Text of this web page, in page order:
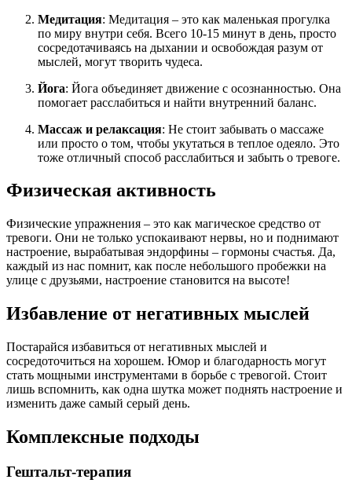
Медитация: Медитация – это как маленькая прогулка
по миру внутри себя. Всего 10-15 минут в день, просто
сосредотачиваясь на дыхании и освобождая разум от
мыслей, могут творить чудеса.
Йога: Йога объединяет движение с осознанностью. Она
помогает расслабиться и найти внутренний баланс.
Массаж и релаксация: Не стоит забывать о массаже
или просто о том, чтобы укутаться в теплое одеяло. Это
тоже отличный способ расслабиться и забыть о тревоге.
Физическая активность
Физические упражнения – это как магическое средство от
тревоги. Они не только успокаивают нервы, но и поднимают
настроение, вырабатывая эндорфины – гормоны счастья. Да,
каждый из нас помнит, как после небольшого пробежки на
улице с друзьями, настроение становится на высоте!
Избавление от негативных мыслей
Постарайся избавиться от негативных мыслей и
сосредоточиться на хорошем. Юмор и благодарность могут
стать мощными инструментами в борьбе с тревогой. Стоит
лишь вспомнить, как одна шутка может поднять настроение и
изменить даже самый серый день.
Комплексные подходы
Гештальт-терапия